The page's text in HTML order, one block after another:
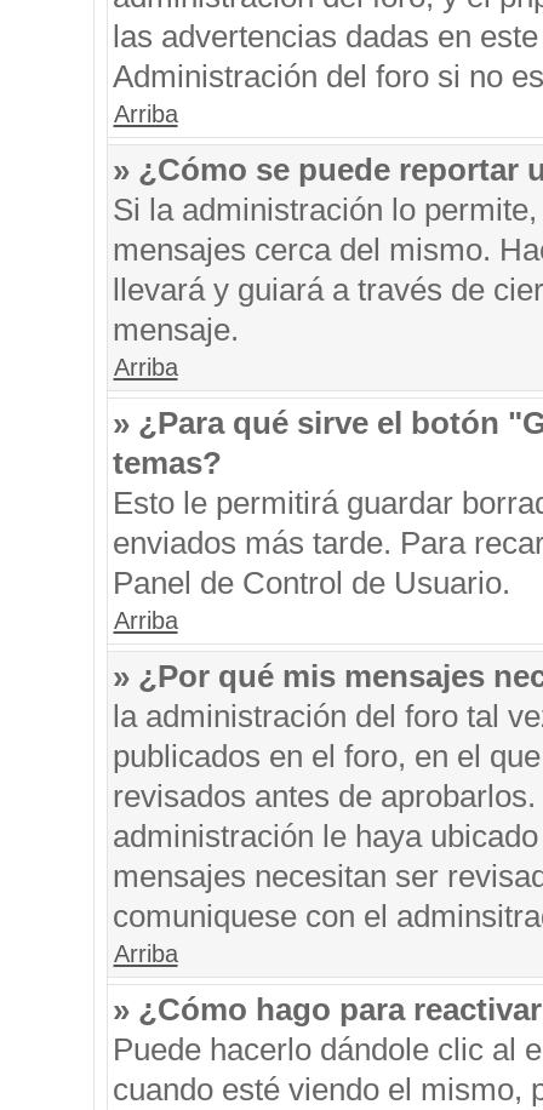
las advertencias dadas en
Administración del foro si no
Arriba
» ¿Cómo se puede reportar
Si la administración lo
mensajes cerca del mismo.
llevará y guiará a través de
mensaje.
Arriba
» ¿Para qué sirve el botón
temas?
Esto le permitirá guardar
enviados más tarde. Para
Panel de Control de Usuario.
Arriba
» ¿Por qué mis mensajes
la administración del foro tal
publicados en el foro, en el
revisados antes de
administración le haya
mensajes necesitan ser
comuniquese con el
Arriba
» ¿Cómo hago para
Puede hacerlo dándole clic al
cuando esté viendo el mismo,